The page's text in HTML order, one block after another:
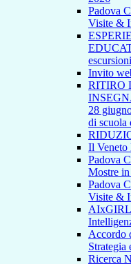
Padova
Visite &
Invito
RITIRO
28
di scuola
Il Veneto
Padova
Mostre
Padova
Visite &
Accordo
Strategia
Ricerca